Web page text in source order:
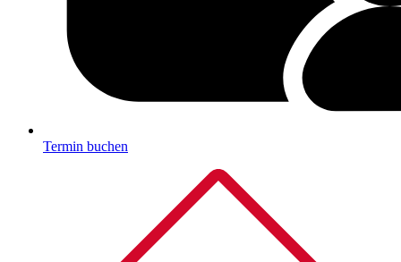
Termin buchen